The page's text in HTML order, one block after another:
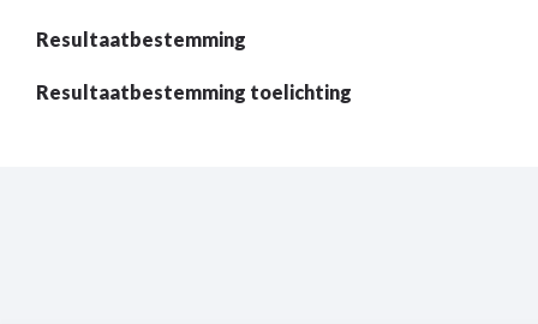
Resultaatbestemming
Resultaatbestemming toelichting